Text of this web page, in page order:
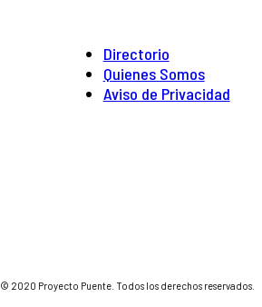
Directorio
Quienes Somos
Aviso de Privacidad
© 2020 Proyecto Puente. Todos los derechos reservados.